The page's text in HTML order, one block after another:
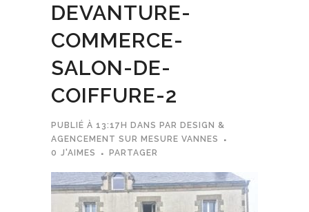
DEVANTURE-
COMMERCE-
SALON-DE-
COIFFURE-2
PUBLIÉ À 13:17H DANS PAR DESIGN &
AGENCEMENT SUR MESURE VANNES
0 J'AIMES PARTAGER